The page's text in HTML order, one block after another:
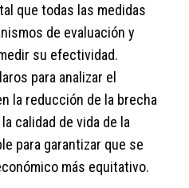
que todas las medidas
de evaluación y
su efectividad.
para analizar el
la reducción de la brecha
calidad de vida de la
para garantizar que se
más equitativo.